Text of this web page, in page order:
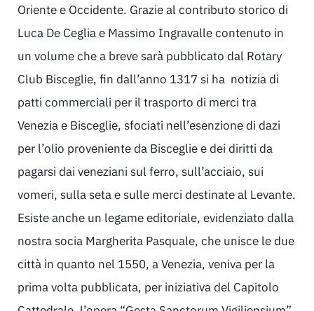
Oriente e Occidente. Grazie al contributo storico di
Luca De Ceglia e Massimo Ingravalle contenuto in
un volume che a breve sarà pubblicato dal Rotary
Club Bisceglie, fin dall’anno 1317 si ha notizia di
patti commerciali per il trasporto di merci tra
Venezia e Bisceglie, sfociati nell’esenzione di dazi
per l’olio proveniente da Bisceglie e dei diritti da
pagarsi dai veneziani sul ferro, sull’acciaio, sui
vomeri, sulla seta e sulle merci destinate al Levante.
Esiste anche un legame editoriale, evidenziato dalla
nostra socia Margherita Pasquale, che unisce le due
città in quanto nel 1550, a Venezia, veniva per la
prima volta pubblicata, per iniziativa del Capitolo